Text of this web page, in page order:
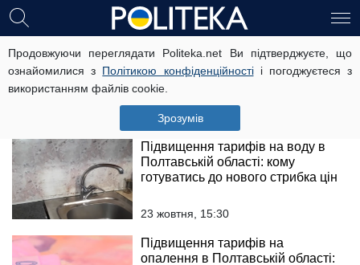
Продовжуючи переглядати Politeka.net Ви підтверджуєте, що
ознайомилися з Політикою конфіденційностіі погоджуєтеся з
використанням файлів cookie.
Зрозумів
Підвищення тарифів на
опалення в Полтавській області:
хто отримує більші платіжки
23 жовтня, 19:15
Підвищення тарифів на воду в
Полтавській області: кому
готуватись до нового стрибка цін
23 жовтня, 15:30
Підвищення тарифів на
опалення в Полтавській області: